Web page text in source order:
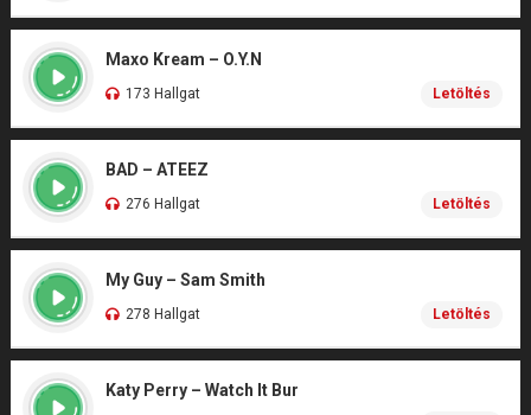
Maxo Kream – O.Y.N
173 Hallgat Letöltés
BAD – ATEEZ
276 Hallgat Letöltés
My Guy – Sam Smith
278 Hallgat Letöltés
Katy Perry – Watch It Bur